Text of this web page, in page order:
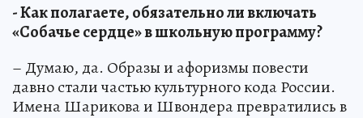
- Как полагаете, обязательно ли включать
«Собачье сердце» в школьную программу?
– Думаю, да. Образы и афоризмы повести
давно стали частью культурного кода России.
Имена Шарикова и Швондера превратились в